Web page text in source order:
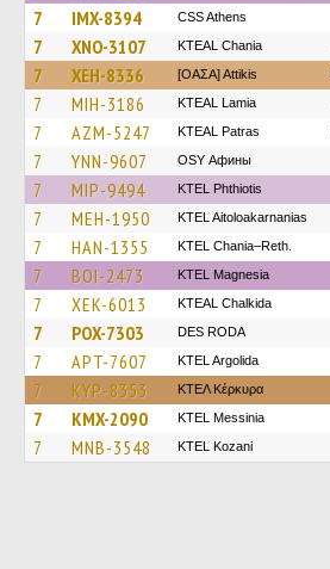
7 IMX-8394 CSS Athens
7 XNO-3107 KTEAL Chania
7 XEH-8336 [ΟΑΣΑ] Αttikis
7 MIH-3186 KTEAL Lamia
7 AZM-5247 KTEAL Patras
7 YNN-9607 OSY Афины
7 MIP-9494 ΚΤΕL Phthiotis
7 MEH-1950 KTEL Aitoloakarnanias
7 HAN-1355 KTEL Chania–Reth.
7 BOI-2473 ΚΤΕL Magnesia
7 XEK-6013 KTEAL Chalkida
7 POX-7303 DES RODA
7 APT-7607 KTEL Argolida
7 KYP-8353 ΚΤΕΛ Κέρκυρα
7 KMX-2090 KTEL Messinia
7 MNB-3548 ΚΤΕL Kozani